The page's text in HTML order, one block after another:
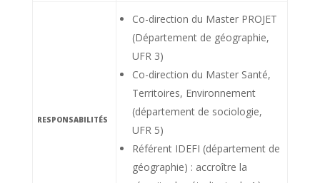
RESPONSABILITÉS
Co-direction du Master PROJET
(Département de géographie,
UFR 3)
Co-direction du Master Santé,
Territoires, Environnement
(département de sociologie,
UFR 5)
Référent IDEFI (département de
géographie) : accroître la